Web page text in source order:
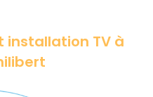
installation TV à